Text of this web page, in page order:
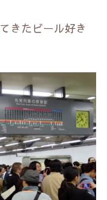
きたビール好き